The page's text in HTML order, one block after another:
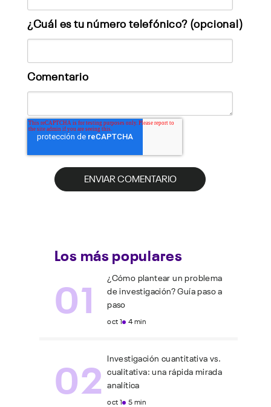
¿Cuál es tu número telefónico? (opcional)
Comentario
Los más populares
01
¿Cómo plantear un problema
de investigación? Guía paso a
paso
oct 1 4 min
02
Investigación cuantitativa vs.
cualitativa: una rápida mirada
analítica
oct 1 5 min